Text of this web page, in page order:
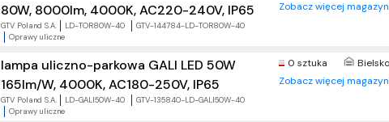
80W, 8000lm, 4000K, AC220-240V, IP65
GTV Poland S.A. LD-TOR80W-40
GTV-144784-LD-TOR80W-40
Oprawy uliczne
Zobacz więcej
lampa uliczno-parkowa GALI LED 50W
165lm/W, 4000K, AC180-250V, IP65
GTV Poland S.A. LD-GALI50W-40
GTV-135840-LD-GALI50W-40
Oprawy uliczne
0 sztuka
Bielsko
Zobacz więcej